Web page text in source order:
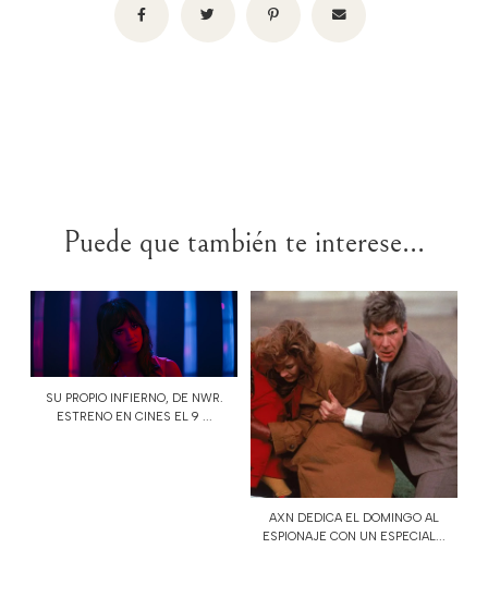
Puede que también te interese...
SU PROPIO INFIERNO, DE NWR.
ESTRENO EN CINES EL 9 ...
AXN DEDICA EL DOMINGO AL
ESPIONAJE CON UN ESPECIAL...